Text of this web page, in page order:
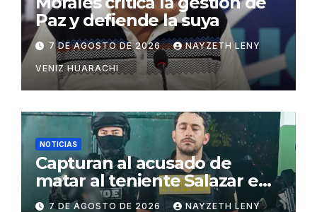
Paz y defiende la suya
7 DE AGOSTO DE 2026 NAYZETH LENY
VENIZ HUARACHI
NOTICIAS
Capturan al acusado de
matar al teniente Salazar en
San Matías
7 DE AGOSTO DE 2026 NAYZETH LENY